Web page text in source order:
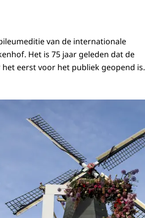
van de internationale
Het is 75 jaar geleden dat de
eerst voor het publiek geopend is.
75 jaar Keukenhof